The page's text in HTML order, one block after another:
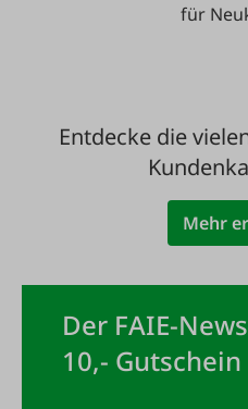
für
Entdecke die
Mehr
Der FAIE-
10,- Gutschein